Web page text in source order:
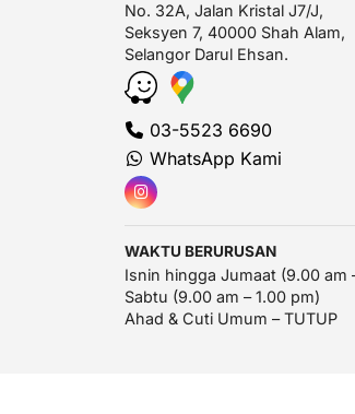
No. 32A, Jalan Kristal J7/J,
Seksyen 7, 40000 Shah Alam,
Selangor Darul Ehsan.
03-5523 6690
WhatsApp Kami
WAKTU BERURUSAN
Isnin hingga Jumaat (9.00 am
Sabtu (9.00 am – 1.00 pm)
Ahad & Cuti Umum – TUTUP